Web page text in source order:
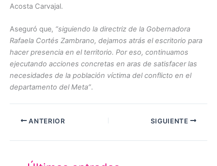
Acosta Carvajal.
Aseguró que, “siguiendo la directriz de la Gobernadora
Rafaela Cortés Zambrano, dejamos atrás el escritorio para
hacer presencia en el territorio. Por eso, continuamos
ejecutando acciones concretas en aras de satisfacer las
necesidades de la población víctima del conflicto en el
departamento del Meta”.
ANTERIOR SIGUIENTE